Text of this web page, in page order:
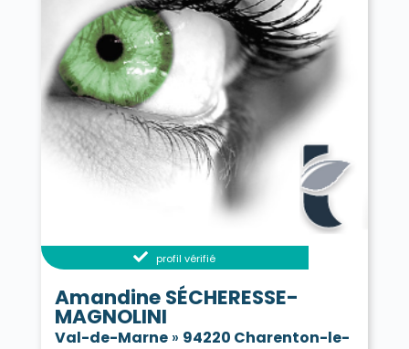
profil vérifié
Amandine SÉCHERESSE-
MAGNOLINI
Val-de-Marne» 94220 Charenton-le-